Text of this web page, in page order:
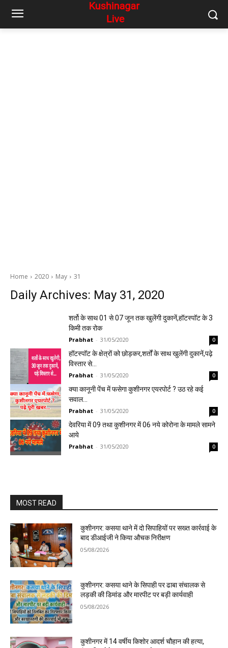
Home 2020 May 31
Daily Archives: May 31, 2020
शर्तो के साथ 01 से 07 जून तक खुलेंगी दुकानें,हॉटस्पॉट के 3
किमी तक रोक
Prabhat - 31/05/2020 0
हॉटस्पॉट के क्षेत्रों को छोड़कर,शर्तों के साथ खुलेंगी दुकानें,पढ़े
विस्तार से…
Prabhat - 31/05/2020 0
क्या कानूनी पेंच में फसेगा कुशीनगर एयरपोर्ट ? उठ रहे कई
सवाल…
Prabhat - 31/05/2020 0
देवरिया में 09 तथा कुशीनगर में 06 नये कोरोना के मामले सामने
आये
Prabhat - 31/05/2020 0
MOST READ
कुशीनगर: कसया थाने में दो सिपाहियों पर सख्त कार्रवाई के
बाद डीआईजी ने किया औचक निरीक्षण
05/08/2026
कुशीनगर: कसया थाने के सिपाही पर ढाबा संचालक से
लड़की की डिमांड और मारपीट पर बड़ी कार्यवाही
05/08/2026
कुशीनगर में 14 वर्षीय किशोर आदर्श चौहान की हत्या,